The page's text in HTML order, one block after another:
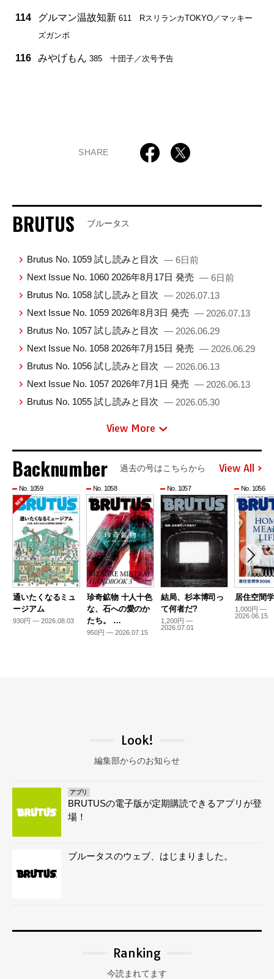
114 グルマン温故知新 611 RスリランカTOKYO／マッキー
ズガンボ
116 みやげもん 385 十団子／次号予告
SHARE
BRUTUS ブルータス
Brutus No. 1059 試し読みと目次 — 6日前
Next Issue No. 1060 2026年8月17日 発売 — 6日前
Brutus No. 1058 試し読みと目次 — 2026.07.13
Next Issue No. 1059 2026年8月3日 発売 — 2026.07.13
Brutus No. 1057 試し読みと目次 — 2026.06.29
Next Issue No. 1058 2026年7月15日 発売 — 2026.06.29
Brutus No. 1056 試し読みと目次 — 2026.06.13
Next Issue No. 1057 2026年7月1日 発売 — 2026.06.13
Brutus No. 1055 試し読みと目次 — 2026.05.30
View More
Backnumber 過去の号はこちらから View All
No. 1059
通いたくなるミュ
ージアム
930円 — 2026.08.03
No. 1058
珍奇鉱物 十人十色
な、石への愛のか
たち。 …
950円 — 2026.07.15
No. 1057
結局、杉本博司っ
て何者だ?
1,200円 —
2026.07.01
No. 1056
居住空間
1,000円 —
2026.06.15
Look!
編集部からのお知らせ
アプリ
BRUTUSの電子版が定期購読できるアプリが登
場！
ブルータスのウェブ、はじまりました。
Ranking
今読まれてます